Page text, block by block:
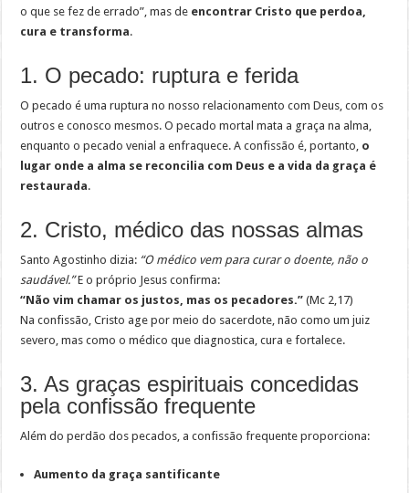
o que se fez de errado”, mas de encontrar Cristo que perdoa,
cura e transforma.
1. O pecado: ruptura e ferida
O pecado é uma ruptura no nosso relacionamento com Deus, com os
outros e conosco mesmos. O pecado mortal mata a graça na alma,
enquanto o pecado venial a enfraquece. A confissão é, portanto, o
lugar onde a alma se reconcilia com Deus e a vida da graça é
restaurada.
2. Cristo, médico das nossas almas
Santo Agostinho dizia: “O médico vem para curar o doente, não o
saudável.”E o próprio Jesus confirma:
“Não vim chamar os justos, mas os pecadores.” (Mc 2,17)
Na confissão, Cristo age por meio do sacerdote, não como um juiz
severo, mas como o médico que diagnostica, cura e fortalece.
3. As graças espirituais concedidas
pela confissão frequente
Além do perdão dos pecados, a confissão frequente proporciona:
Aumento da graça santificante